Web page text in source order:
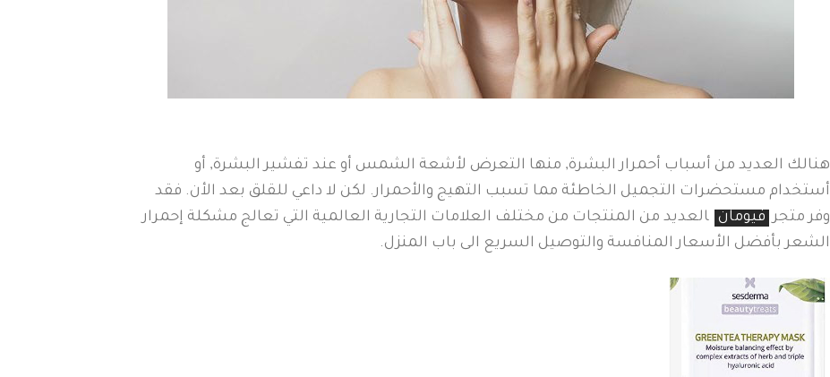
هنالك العديد من أسباب أحمرار البشرة, منها التعرض لأشعة الشمس أو عند تفشير البشرة, أو
أستخدام مستحضرات التجميل الخاطئة مما تسبب التهيج والأحمرار. لكن لا داعي للقلق بعد الأن. فقد
وفر متجر فيومان العديد من المنتجات من مختلف العلامات التجارية العالمية التي تعالج مشكلة إحمرار
الشعر بأفضل الأسعار المنافسة والتوصيل السريع الى باب المنزل.